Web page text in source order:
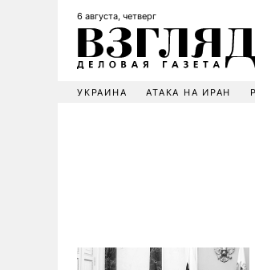
6 августа, четверг
УКРАИНА АТАКА НА ИРАН